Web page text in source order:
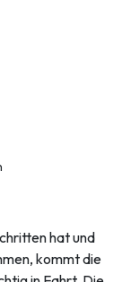
hat und
kommt die